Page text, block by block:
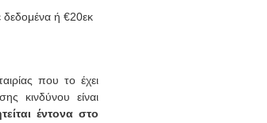
δεδομένα ή €20εκ
που το έχει
κινδύνου είναι
έντονα στο